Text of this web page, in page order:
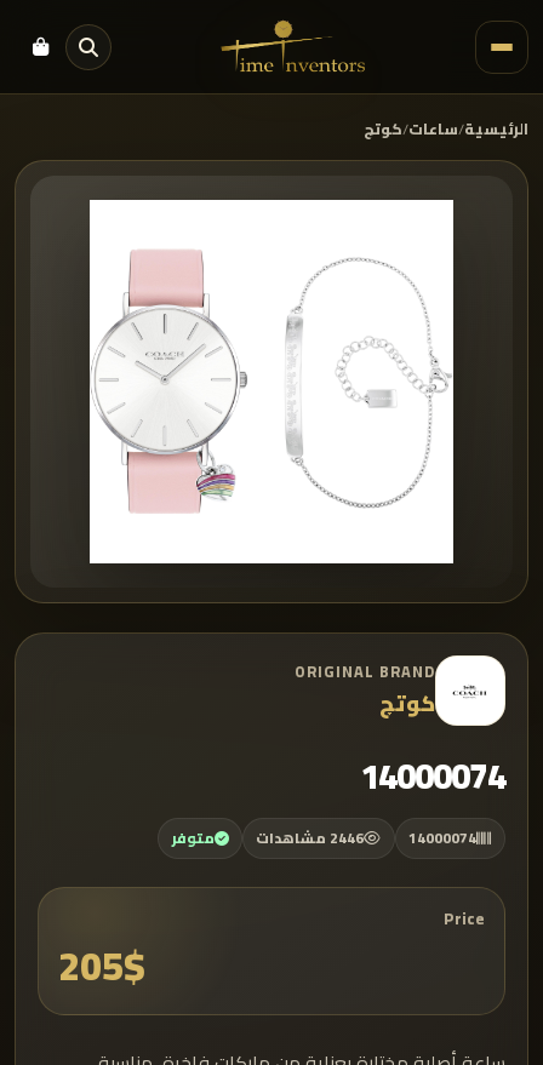
الرئيسية/ساعات/كوتچ
ORIGINAL BRAND
كوتچ
14000074
14000074 2446 مشاهدات متوفر
Price
205$